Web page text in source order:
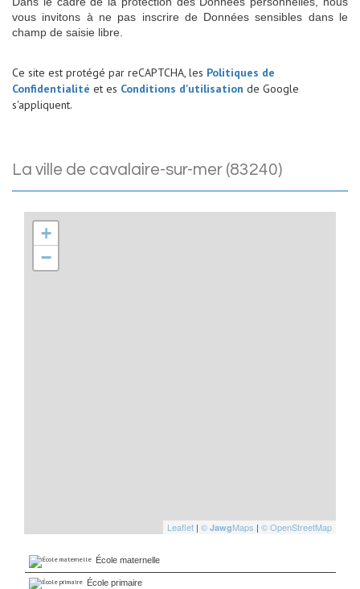
vous invitons à ne pas inscrire de Données sensibles dans le
champ de saisie libre.
Ce site est protégé par reCAPTCHA, les Politiques de
Confidentialité et es Conditions d'utilisation de Google
s'appliquent.
la ville de cavalaire-sur-mer (83240)
+
−
Leaflet | © JawgMaps | © OpenStreetMap
École maternelle
École primaire